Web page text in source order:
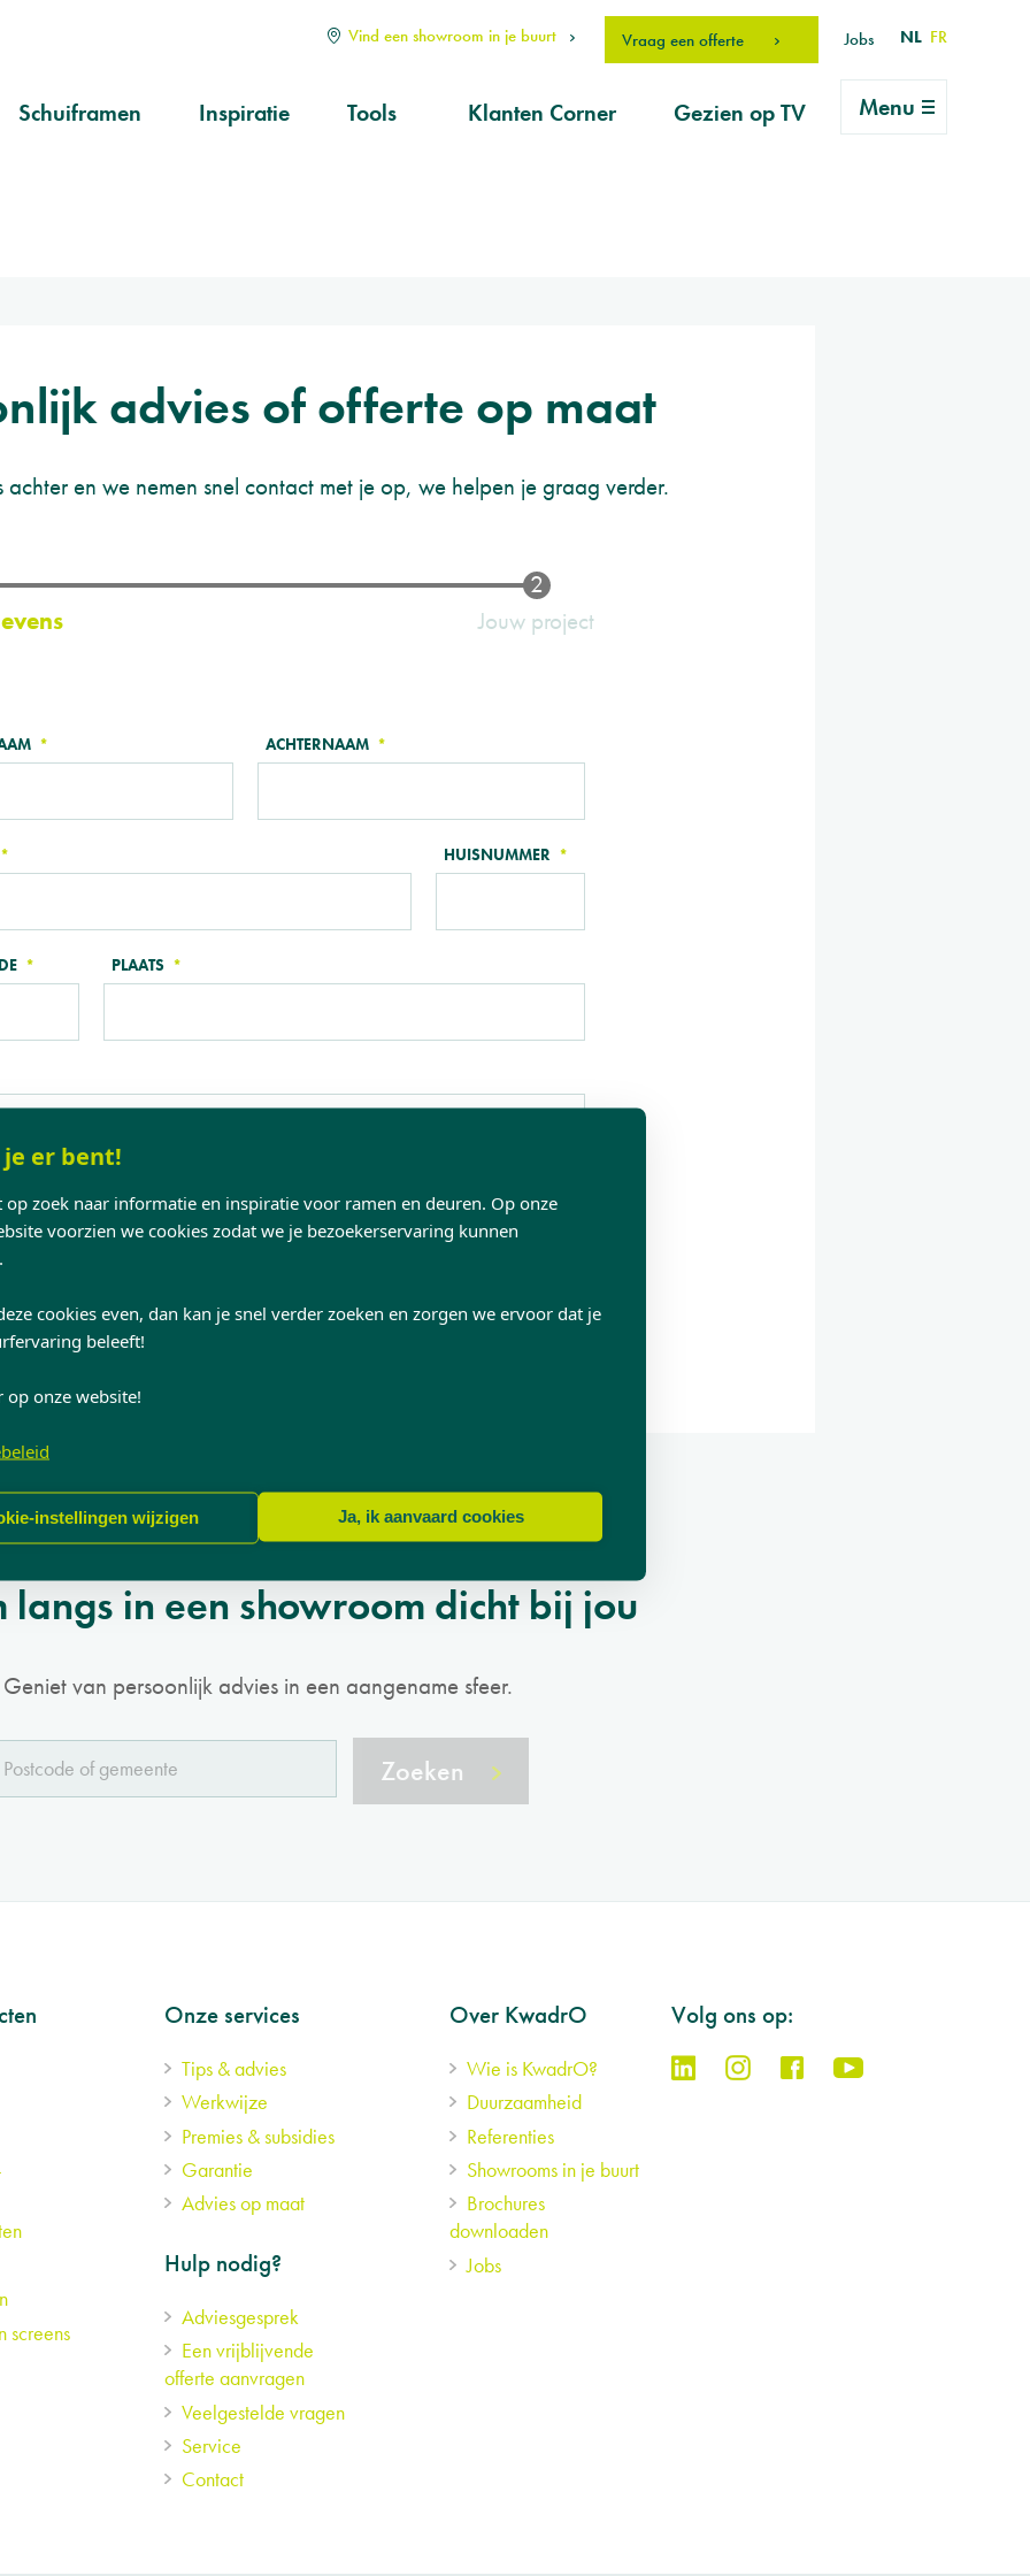
er bent!
op zoek naar informatie en inspiratie voor ramen en deuren. Op onze
voorzien we cookies zodat we je bezoekerservaring kunnen
cookies even, dan kan je snel verder zoeken en zorgen we ervoor dat je
beleeft!
op onze website!
instellingen wijzigen Ja, ik aanvaard cookies
Vind een showroom in je buurt Vraag een offerte Jobs NL FR
Schuiframen Inspiratie Tools Klanten Corner Gezien op TV Menu
advies of offerte op maat
achter en we nemen snel contact met je op, we helpen je graag verder.
Jouw project
ACHTERNAAM
HUISNUMMER
PLAATS
langs in een showroom dicht bij jou
Geniet van persoonlijk advies in een aangename sfeer.
Zoeken
screens
Onze services
Tips & advies
Werkwijze
Premies & subsidies
Garantie
Advies op maat
Over KwadrO
Wie is KwadrO?
Duurzaamheid
Referenties
Showrooms in je buurt
Brochures
downloaden
Jobs
Hulp nodig?
Adviesgesprek
Een vrijblijvende
offerte aanvragen
Veelgestelde vragen
Service
Contact
Volg ons op: